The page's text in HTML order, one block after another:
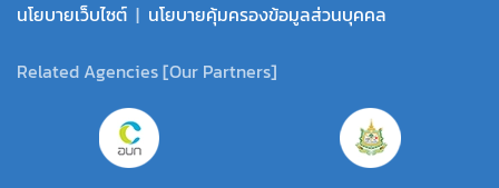
นโยบายเว็บไซต์ | นโยบายคุ้มครองข้อมูลส่วนบุคคล
Related Agencies [Our Partners]